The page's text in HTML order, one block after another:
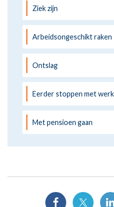
Ziek zijn
Arbeidsongeschikt raken
Ontslag
Eerder stoppen met
Met pensioen gaan